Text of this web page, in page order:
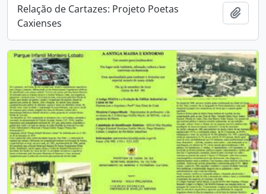
Relação de Cartazes: Projeto Poetas
Caxienses